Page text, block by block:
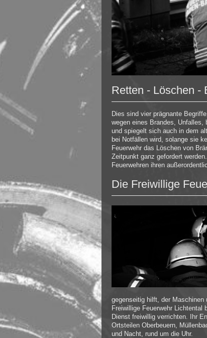
Retten - Löschen -
Dies sind vier prägnante
wegen eines Brandes, Unfalles,
und spiegelt sich auch in dem
bei Notfällen wird, solange sie
Feuerwehr das Löschen von
Zeitpunkt ganz gefordert
Feuerwehren ihren
Die Freiwillige
gegenseitig hilft, der Maschinen
Freiwillige Feuerwehr Lichtental
Dienst freiwillig verrichten. Ihr
Ortsteilen Oberbeuern,
und Nacht, rund um die Uhr.